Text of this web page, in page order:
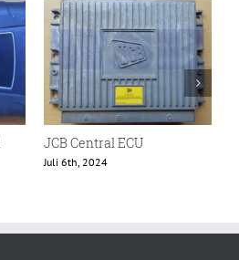
JCB Central ECU
Juli 6th, 2024